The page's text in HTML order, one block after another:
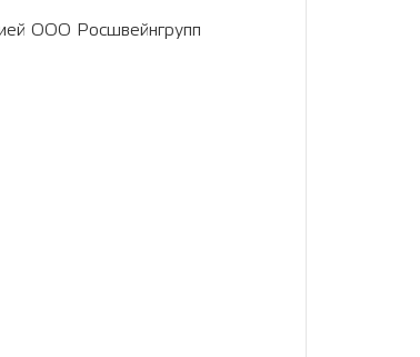
ООО Росшвейнгрупп